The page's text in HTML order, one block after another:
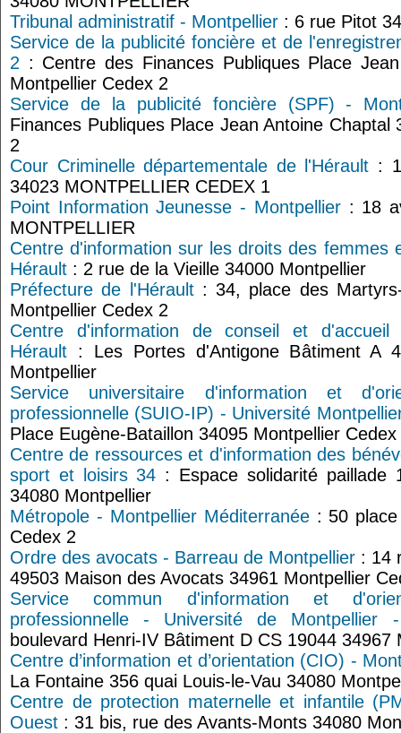
Tribunal administratif - Montpellier : 6 rue Pitot
Service de la publicité foncière et de
2 : Centre des Finances Publiques Place
Montpellier Cedex 2
Service de la publicité foncière (SPF) -
Finances Publiques Place Jean Antoine Chaptal
2
Cour Criminelle départementale de l'Hérault :
34023 MONTPELLIER CEDEX 1
Point Information Jeunesse - Montpellier: 18
MONTPELLIER
Centre d'information sur les droits des femmes
Hérault : 2 rue de la Vieille 34000 Montpellier
Préfecture de l'Hérault: 34, place des
Montpellier Cedex 2
Centre d'information de conseil et
Hérault : Les Portes d'Antigone Bâtiment A
Montpellier
Service universitaire d'information et
professionnelle (SUIO-IP) - Université
Place Eugène-Bataillon 34095 Montpellier Cedex
Centre de ressources et d'information des
sport et loisirs 34 : Espace solidarité paillade
34080 Montpellier
Métropole - Montpellier Méditerranée: 50 place
Cedex 2
Ordre des avocats - Barreau de Montpellier : 14
49503 Maison des Avocats 34961 Montpellier
Service commun d'information et
professionnelle - Université de Montpellier
boulevard Henri-IV Bâtiment D CS 19044 34967
Centre d’information et d’orientation (CIO) -
La Fontaine 356 quai Louis-le-Vau 34080
Centre de protection maternelle et infantile
Ouest : 31 bis, rue des Avants-Monts 34080